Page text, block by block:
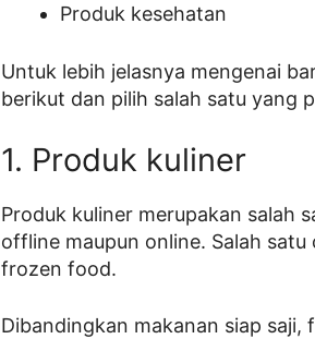
Produk kesehatan
Untuk lebih jelasnya mengenai
berikut dan pilih salah satu yang
1. Produk kuliner
Produk kuliner merupakan salah
offline maupun online. Salah
frozen food.
Dibandingkan makanan siap